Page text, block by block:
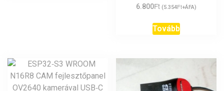
6.800Ft (5.354Ft+ÁFA)
Tovább